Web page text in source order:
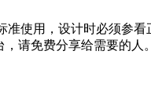
准使用，设计时必须参看
请免费分享给需要的人。